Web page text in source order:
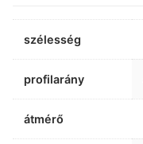
szélesség
profilarány
átmérő